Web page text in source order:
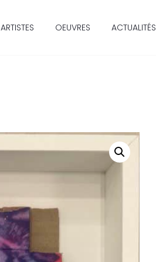
ARTISTES OEUVRES ACTUALITÉS